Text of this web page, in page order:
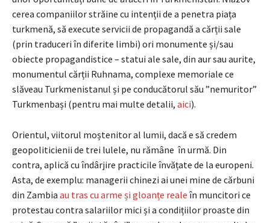
cerea companiilor străine cu intenții de a penetra piața
turkmenă, să execute servicii de propagandă a cărții sale
(prin traduceri în diferite limbi) ori monumente și/sau
obiecte propagandistice – statui ale sale, din aur sau aurite,
monumentul cărții Ruhnama, complexe memoriale ce
slăveau Turkmenistanul și pe conducătorul său ”nemuritor”
Turkmenbași (pentru mai multe detalii, aici).
Orientul, viitorul moștenitor al lumii, dacă e să credem
geopoliticienii de trei lulele, nu rămâne în urmă. Din
contra, aplică cu îndârjire practicile învățate de la europeni.
Asta, de exemplu: managerii chinezi ai unei mine de cărbuni
din Zambia au tras cu arme și gloanțe reale în muncitori ce
protestau contra salariilor mici și a condițiilor proaste din